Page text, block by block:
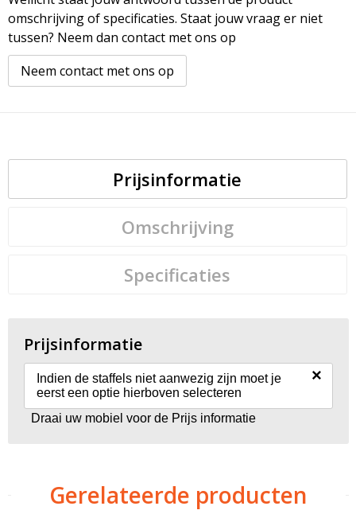
omschrijving of specificaties. Staat jouw vraag er niet
tussen? Neem dan contact met ons op
Neem contact met ons op
Prijsinformatie
Omschrijving
Specificaties
Prijsinformatie
Indien de staffels niet aanwezig zijn moet je
eerst een optie hierboven selecteren
×
Draai uw mobiel voor de Prijs informatie
Gerelateerde producten